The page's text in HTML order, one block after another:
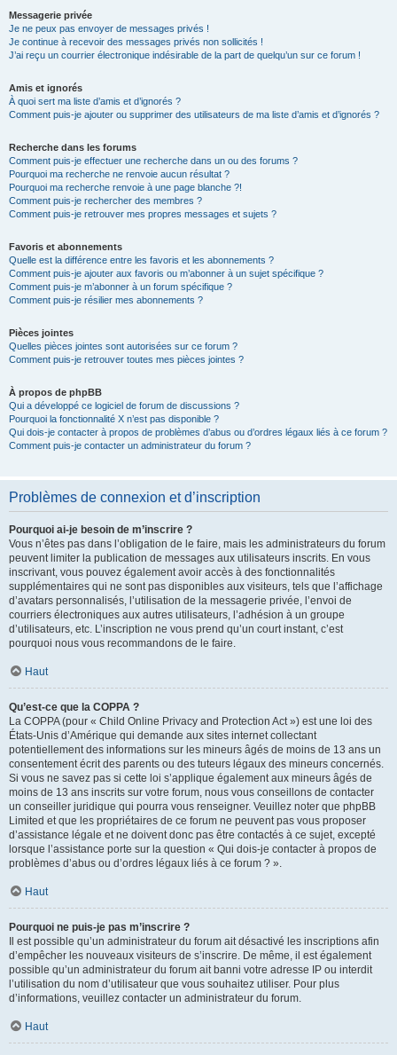
Messagerie privée
Je ne peux pas envoyer de messages privés !
Je continue à recevoir des messages privés non sollicités !
J’ai reçu un courrier électronique indésirable de la part de quelqu’un sur ce forum !
Amis et ignorés
À quoi sert ma liste d’amis et d’ignorés ?
Comment puis-je ajouter ou supprimer des utilisateurs de ma liste d’amis et d’ignorés ?
Recherche dans les forums
Comment puis-je effectuer une recherche dans un ou des forums ?
Pourquoi ma recherche ne renvoie aucun résultat ?
Pourquoi ma recherche renvoie à une page blanche ?!
Comment puis-je rechercher des membres ?
Comment puis-je retrouver mes propres messages et sujets ?
Favoris et abonnements
Quelle est la différence entre les favoris et les abonnements ?
Comment puis-je ajouter aux favoris ou m’abonner à un sujet spécifique ?
Comment puis-je m’abonner à un forum spécifique ?
Comment puis-je résilier mes abonnements ?
Pièces jointes
Quelles pièces jointes sont autorisées sur ce forum ?
Comment puis-je retrouver toutes mes pièces jointes ?
À propos de phpBB
Qui a développé ce logiciel de forum de discussions ?
Pourquoi la fonctionnalité X n’est pas disponible ?
Qui dois-je contacter à propos de problèmes d’abus ou d’ordres légaux liés à ce forum ?
Comment puis-je contacter un administrateur du forum ?
Problèmes de connexion et d’inscription
Pourquoi ai-je besoin de m’inscrire ?
Vous n’êtes pas dans l’obligation de le faire, mais les administrateurs du forum
peuvent limiter la publication de messages aux utilisateurs inscrits. En vous
inscrivant, vous pouvez également avoir accès à des fonctionnalités
supplémentaires qui ne sont pas disponibles aux visiteurs, tels que l’affichage
d’avatars personnalisés, l’utilisation de la messagerie privée, l’envoi de
courriers électroniques aux autres utilisateurs, l’adhésion à un groupe
d’utilisateurs, etc. L’inscription ne vous prend qu’un court instant, c’est
pourquoi nous vous recommandons de le faire.
Haut
Qu’est-ce que la COPPA ?
La COPPA (pour « Child Online Privacy and Protection Act ») est une loi des
États-Unis d’Amérique qui demande aux sites internet collectant
potentiellement des informations sur les mineurs âgés de moins de 13 ans un
consentement écrit des parents ou des tuteurs légaux des mineurs concernés.
Si vous ne savez pas si cette loi s’applique également aux mineurs âgés de
moins de 13 ans inscrits sur votre forum, nous vous conseillons de contacter
un conseiller juridique qui pourra vous renseigner. Veuillez noter que phpBB
Limited et que les propriétaires de ce forum ne peuvent pas vous proposer
d’assistance légale et ne doivent donc pas être contactés à ce sujet, excepté
lorsque l’assistance porte sur la question « Qui dois-je contacter à propos de
problèmes d’abus ou d’ordres légaux liés à ce forum ? ».
Haut
Pourquoi ne puis-je pas m’inscrire ?
Il est possible qu’un administrateur du forum ait désactivé les inscriptions afin
d’empêcher les nouveaux visiteurs de s’inscrire. De même, il est également
possible qu’un administrateur du forum ait banni votre adresse IP ou interdit
l’utilisation du nom d’utilisateur que vous souhaitez utiliser. Pour plus
d’informations, veuillez contacter un administrateur du forum.
Haut